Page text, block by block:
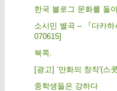
한국 블로그 문화를 돌
소시민 별곡 – 『다카
070615]
북쪽.
[광고] ‘만화의 창작'(스
중학생들은 강하다